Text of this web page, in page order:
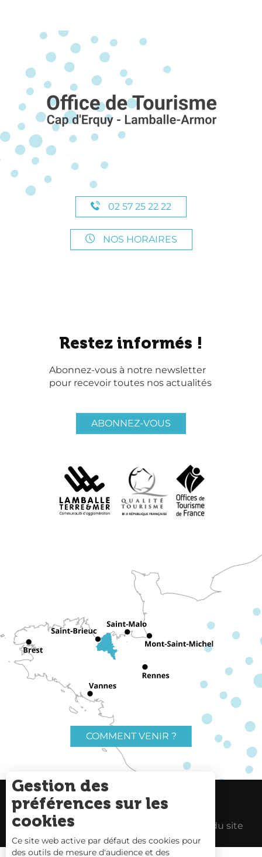
02 57 25 22 22
NOS HORAIRES
Restez informés !
Abonnez-vous à notre newsletter
pour recevoir toutes nos actualités
ABONNEZ-VOUS
COMMENT VENIR ?
Charte du voyageur Liens utiles
Espace Pro Plan du site
Gestion des
préférences sur les
cookies
Ce site web active par défaut des cookies pour
des outils de mesure d'audience et des